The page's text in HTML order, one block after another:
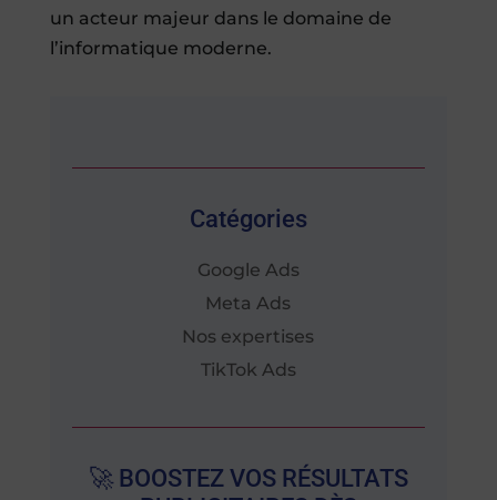
un acteur majeur dans le domaine de
l’informatique moderne.
Catégories
Google Ads
Meta Ads
Nos expertises
TikTok Ads
🚀 BOOSTEZ VOS RÉSULTATS